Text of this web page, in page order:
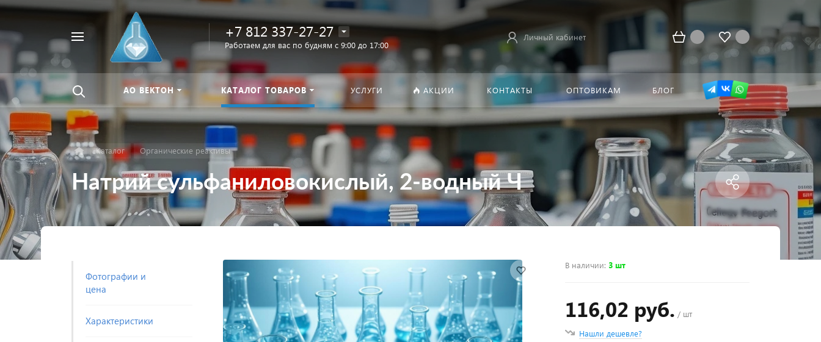
Найти
Например,
+7 812 337-27-27
Работаем для вас по будням с 9:00 до 17:00
Личный кабинет
АО ВЕКТОН КАТАЛОГ ТОВАРОВ УСЛУГИ АКЦИИ КОНТАКТЫ ОПТОВИКАМ БЛОГ
Каталог Органические реактивы
Натрий сульфаниловокислый, 2-водный Ч
Фотографии и
цена
Характеристики
В наличии: 3 шт
116,02 руб. / шт
Нашли дешевле?